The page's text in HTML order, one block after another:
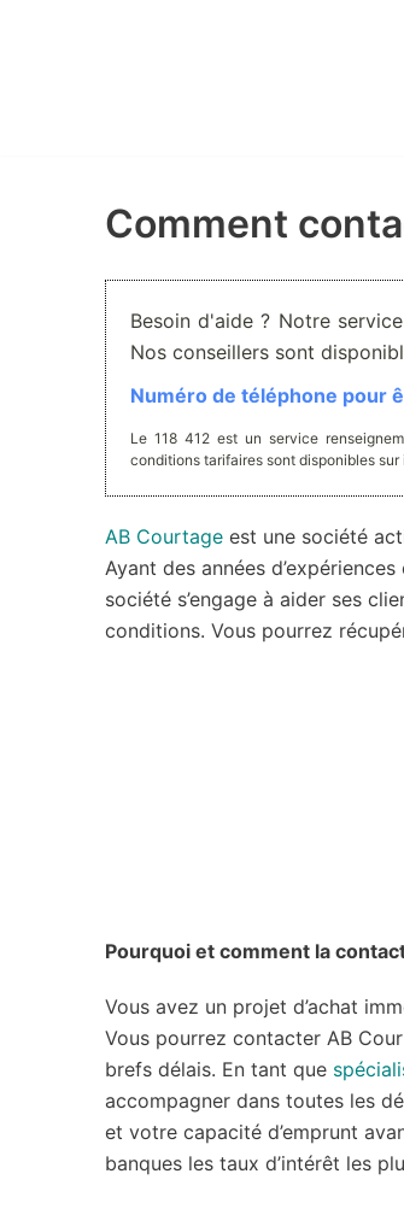
Comment
Besoin d'aide ? Notre
Nos conseillers sont
Numéro de téléphone pour
Le 118 412 est un service
conditions tarifaires sont disponibles sur
AB Courtage est une société
Ayant des années
société s’engage à aider ses
conditions. Vous pourrez
Pourquoi et comment la
Vous avez un projet d’achat
Vous pourrez contacter AB
brefs délais. En tant que
accompagner dans toutes les
et votre capacité d’emprunt
banques les taux d’intérêt les